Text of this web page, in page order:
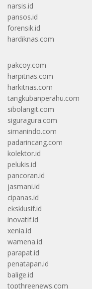
narsis.id
pansos.id
forensik.id
hardiknas.com
pakcoy.com
harpitnas.com
harkitnas.com
tangkubanperahu.com
sibolangit.com
siguragura.com
simanindo.com
padarincang.com
kolektor.id
pelukis.id
pancoran.id
jasmani.id
cipanas.id
eksklusif.id
inovatif.id
xenia.id
wamena.id
parapat.id
penatapan.id
balige.id
topthreenews.com